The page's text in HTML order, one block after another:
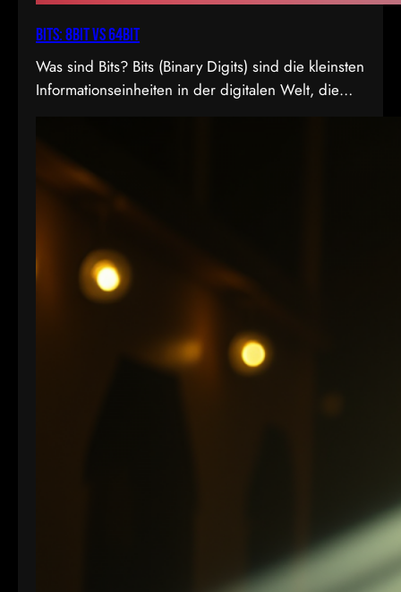
Bits: 8bit vs 64bit
Was sind Bits? Bits (Binary Digits) sind die kleinsten
Informationseinheiten in der digitalen Welt, die
Farbdarstellung und Verarbeitung, spielt die Bit-
Tiefe eine entscheidende Rolle. Je höher die Bit-
werden.…